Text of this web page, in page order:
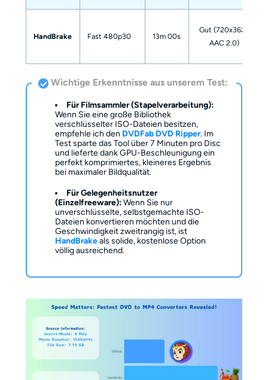
HandBrake Fast 480p30 13m 00s
Gut (720x362 /
AAC 2.0)
Wichtige Erkenntnisse aus unserem Test:
Für Filmsammler (Stapelverarbeitung):
Wenn Sie eine große Bibliothek
verschlüsselter ISO-Dateien besitzen,
empfehle ich den DVDFab DVD Ripper. Im
Test sparte das Tool über 7 Minuten pro Disc
und lieferte dank GPU-Beschleunigung ein
perfekt komprimiertes, kleineres Ergebnis
bei maximaler Bildqualität.
Für Gelegenheitsnutzer
(Einzelfreeware):Wenn Sie nur
unverschlüsselte, selbstgemachte ISO-
Dateien konvertieren möchten und die
Geschwindigkeit zweitrangig ist, ist
HandBrakeals solide, kostenlose Option
völlig ausreichend.